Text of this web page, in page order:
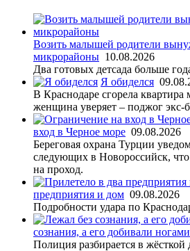
Возить малышей родители
микрорайоны 10.08.2026
Два готовых детсада больше
Я обиделся
В Краснодаре сгорела квартира
женщина уверяет – поджог экс-
вход в Черное море 09.08.2026
Береговая охрана Турции
следующих в Новороссийск,
на проход.
предприятия и дом 09.08.2026
Подробности удара по
сознания, а его добивали ногами
Полиция разбирается в жёсткой